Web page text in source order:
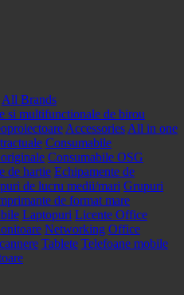
All Brands
si multifunctionale de birou
Accessories All in one
Consumabile
Consumabile OSG
de hartie Echipamente de
de lucru medii/mari Grupuri
de format mare
Laptopuri Licente Office
Networking Office
Tablete Telefoane mobile